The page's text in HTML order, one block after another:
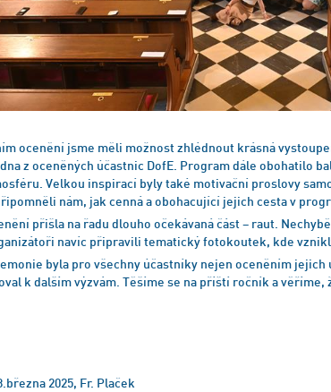
ocenění jsme měli možnost zhlédnout krásná
z oceněných účastnic DofE. Program dále obohatilo
Velkou inspirací byly také motivační proslovy
nám, jak cenná a obohacující jejich cesta v
přišla na řadu dlouho očekávaná část – raut.
navíc připravili tematický fotokoutek, kde
byla pro všechny účastníky nejen oceněním
k dalším výzvám. Těšíme se na příští ročník a věříme,
2025, Fr. Plaček